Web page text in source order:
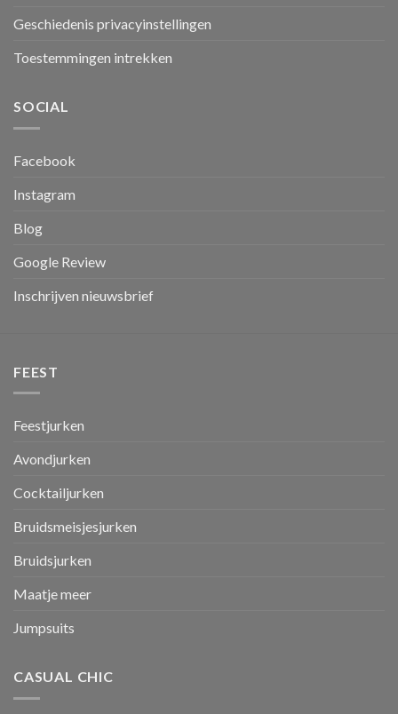
Geschiedenis privacyinstellingen
Toestemmingen intrekken
SOCIAL
Facebook
Instagram
Blog
Google Review
Inschrijven nieuwsbrief
FEEST
Feestjurken
Avondjurken
Cocktailjurken
Bruidsmeisjesjurken
Bruidsjurken
Maatje meer
Jumpsuits
CASUAL CHIC